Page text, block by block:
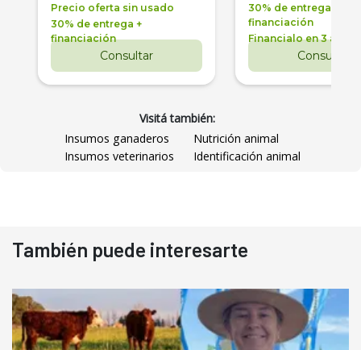
Precio oferta sin usado
30% de entrega +
financiación
Consultar
30% de entrega +
financiación
Financialo en 3 años
Consultar
Visitá también:
Insumos ganaderos
Nutrición animal
Insumos veterinarios
Identificación animal
También puede interesarte